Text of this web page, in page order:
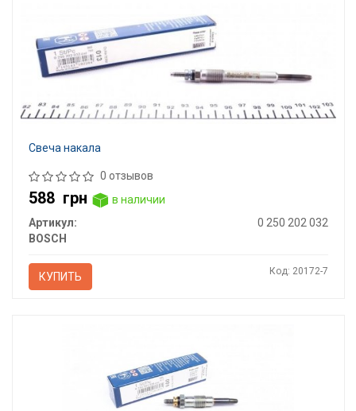
Свеча накала
0 отзывов
588 грн
в наличии
Артикул:
0 250 202 032
BOSCH
КУПИТЬ Код: 20172-7